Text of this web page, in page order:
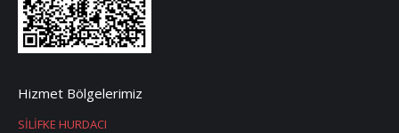
Hizmet Bölgelerimiz
SİLİFKE HURDACI